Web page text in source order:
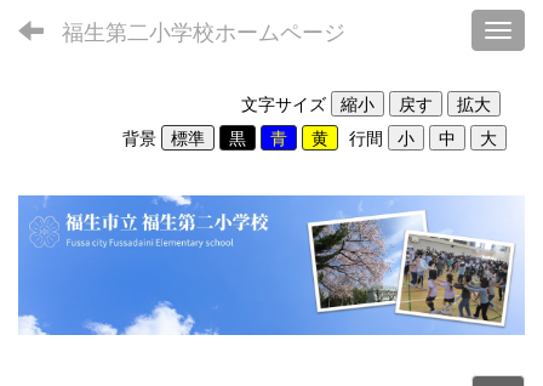
福生第二小学校ホームページ
文字サイズ
背景
行間